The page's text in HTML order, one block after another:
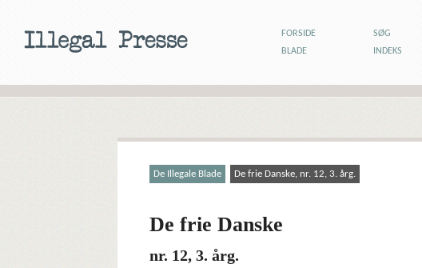
FORSIDE SØG
BLADE
INDEKS
De Illegale Blade De frie Danske, nr. 12, 3. årg.
De frie Danske
nr. 12, 3. årg.